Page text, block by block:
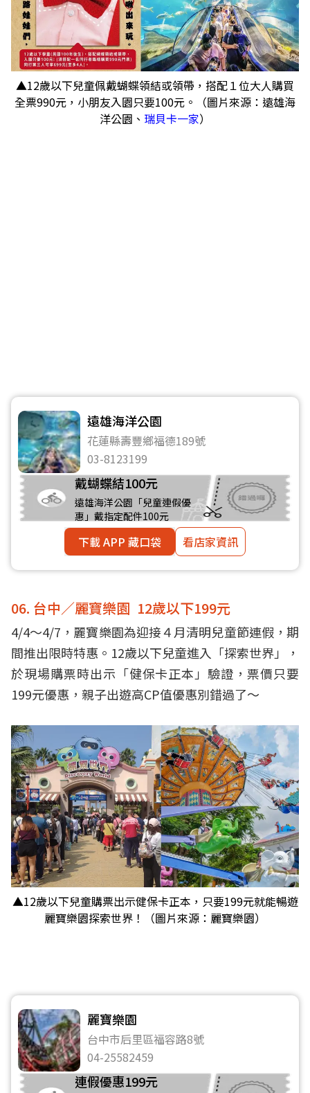
▲12歲以下兒童佩戴蝴蝶領結或領帶，搭配１位大人購買
全票990元，小朋友入園只要100元。（圖片來源：遠雄海
洋公園、 瑞貝卡一家）
遠雄海洋公園
花蓮縣壽豐鄉福德189號
03-8123199
戴蝴蝶結100元
遠雄海洋公園「兒童連假優
惠」戴指定配件100元
下載 APP 藏口袋 看店家資訊
06. 台中／麗寶樂園 12歲以下199元
4/4～4/7，麗寶樂園為迎接４月清明兒童節連假，期
間推出限時特惠。12歲以下兒童進入「探索世界」，
於現場購票時出示「健保卡正本」驗證，票價只要
199元優惠，親子出遊高CP值優惠別錯過了～
▲12歲以下兒童購票出示健保卡正本，只要199元就能暢遊
麗寶樂園探索世界！（圖片來源：麗寶樂園）
麗寶樂園
台中市后里區福容路8號
04-25582459
連假優惠199元